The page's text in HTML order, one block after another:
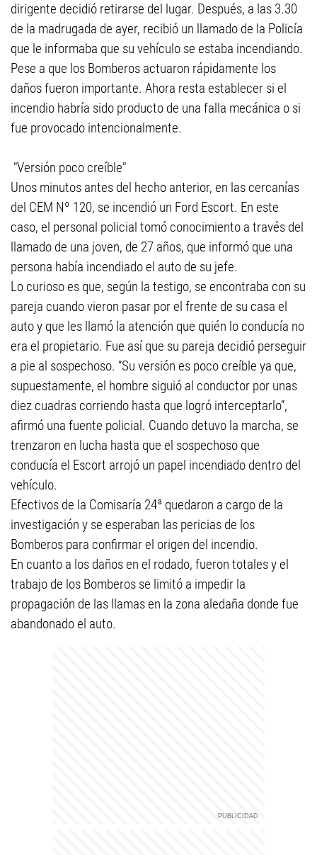
dirigente decidió retirarse del lugar. Después, a las 3.30
de la madrugada de ayer, recibió un llamado de la Policía
que le informaba que su vehículo se estaba incendiando.
Pese a que los Bomberos actuaron rápidamente los
daños fueron importante. Ahora resta establecer si el
incendio habría sido producto de una falla mecánica o si
fue provocado intencionalmente.
"Versión poco creíble"
Unos minutos antes del hecho anterior, en las cercanías
del CEM Nº 120, se incendió un Ford Escort. En este
caso, el personal policial tomó conocimiento a través del
llamado de una joven, de 27 años, que informó que una
persona había incendiado el auto de su jefe.
Lo curioso es que, según la testigo, se encontraba con su
pareja cuando vieron pasar por el frente de su casa el
auto y que les llamó la atención que quién lo conducía no
era el propietario. Fue así que su pareja decidió perseguir
a pie al sospechoso. “Su versión es poco creíble ya que,
supuestamente, el hombre siguió al conductor por unas
diez cuadras corriendo hasta que logró interceptarlo”,
afirmó una fuente policial. Cuando detuvo la marcha, se
trenzaron en lucha hasta que el sospechoso que
conducía el Escort arrojó un papel incendiado dentro del
vehículo.
Efectivos de la Comisaría 24ª quedaron a cargo de la
investigación y se esperaban las pericias de los
Bomberos para confirmar el origen del incendio.
En cuanto a los daños en el rodado, fueron totales y el
trabajo de los Bomberos se limitó a impedir la
propagación de las llamas en la zona aledaña donde fue
abandonado el auto.